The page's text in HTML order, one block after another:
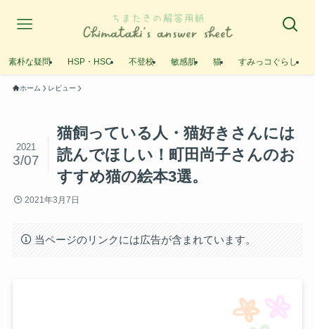
素朴な疑問 HSP・HSC 不登校 敏感肌 猫 すみっコぐらし
ホーム レビュー
猫飼っている人・猫好きさんには
読んでほしい！町田尚子さんのお
すすめ猫の絵本3選。
2021
3/07
2021年3月7日
当ページのリンクには広告が含まれています。